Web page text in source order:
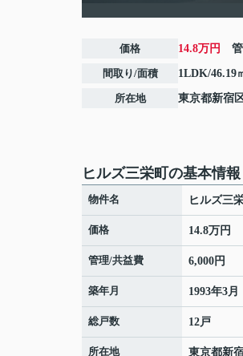
価格 14.8万円 管
間取り/面積 1LDK/46.19
所在地 東京都新宿
ヒルズ三栄町の基本情報
物件名 ヒルズ三栄
価格 14.8万円
管理/共益費 6,000円
築年月 1993年3月
総戸数 12戸
所在地 東京都新